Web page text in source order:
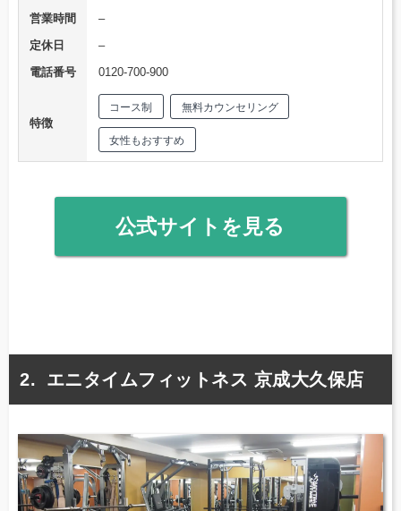
営業時間
–
定休日
–
電話番号
0120-700-900
特徴
コース制 無料カウンセリング
女性もおすすめ
公式サイトを見る
エニタイムフィットネス 京成大久保店